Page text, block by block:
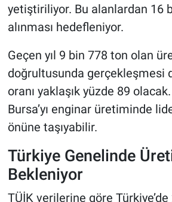
yetiştiriliyor. Bu alanlardan 16
alınması hedefleniyor.
Geçen yıl 9 bin 778 ton olan
doğrultusunda gerçekleşmesi
oranı yaklaşık yüzde 89
Bursa’yı enginar üretiminde
önüne taşıyabilir.
Türkiye Genelinde
Bekleniyor
TÜİK verilerine göre Türkiye’de